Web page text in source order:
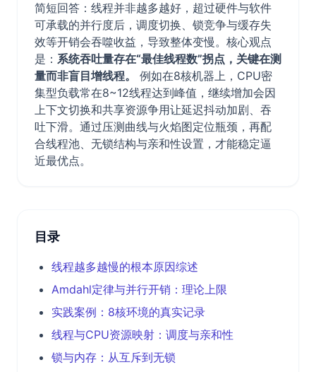
简短回答：线程并非越多越好，超过硬件与软件
可承载的并行度后，调度切换、锁竞争与缓存失
效等开销会吞噬收益，导致整体变慢。核心观点
是： 系统吞吐量存在“最佳线程数”拐点，关键在测
量而非盲目增线程。
例如在8核机器上，CPU密
集型负载常在8~12线程达到峰值，继续增加会因
上下文切换和共享资源争用让延迟抖动加剧、吞
吐下滑。通过压测曲线与火焰图定位瓶颈，再配
合线程池、无锁结构与亲和性设置，才能稳定逼
近最优点。
目录
线程越多越慢的根本原因综述
Amdahl定律与并行开销：理论上限
实践案例：8核环境的真实记录
线程与CPU资源映射：调度与亲和性
锁与内存：从互斥到无锁